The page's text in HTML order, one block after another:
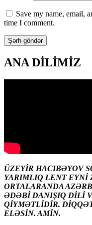
Save my name, email,
time I comment.
ANA DİLİMİZ
ÜZEYİR HACIBƏYOV
YARIMLIQ LENT
ORTALARANDA
ƏDƏBİ DANIŞIQ DİLİ
QİYMƏTLİDİR.
ELƏSİN. AMİN.